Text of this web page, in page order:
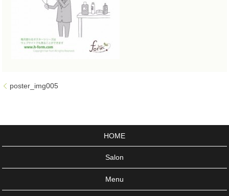
poster_img005
HOME
Salon
Menu